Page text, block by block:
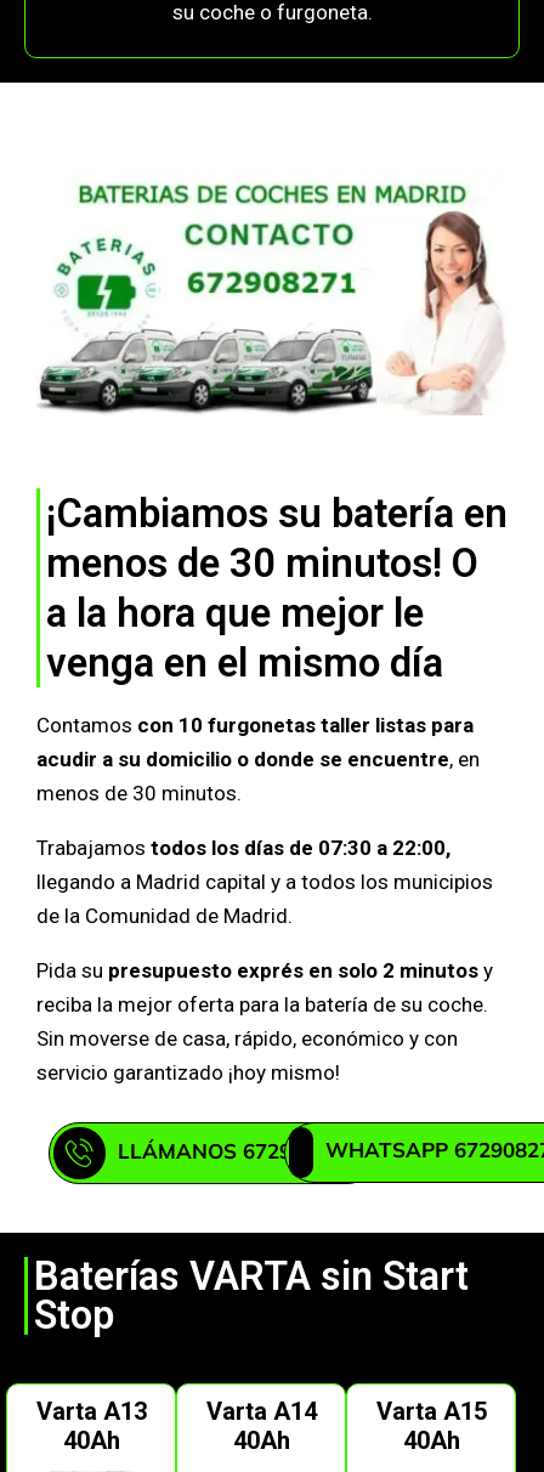
su coche o furgoneta.
¡Cambiamos su batería en
menos de 30 minutos! O
a la hora que mejor le
venga en el mismo día
Contamos con 10 furgonetas taller listas para
acudir a su domicilio o donde se encuentre, en
menos de 30 minutos.
Trabajamos todos los días de 07:30 a 22:00,
llegando a Madrid capital y a todos los municipios
de la Comunidad de Madrid.
Pida su presupuesto exprés en solo 2 minutos y
reciba la mejor oferta para la batería de su coche.
Sin moverse de casa, rápido, económico y con
servicio garantizado ¡hoy mismo!
LLÁMANOS 672908271WHATSAPP
Baterías VARTA sin Start
Stop
Varta A13
40Ah
Varta A14
40Ah
Varta A15
40Ah